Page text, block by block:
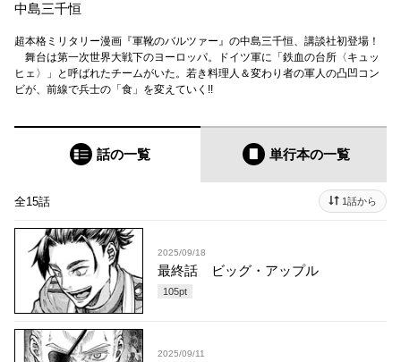
中島三千恒
超本格ミリタリー漫画『軍靴のバルツァー』の中島三千恒、講談社初登場！
舞台は第一次世界大戦下のヨーロッパ。ドイツ軍に「鉄血の台所〈キュッ
ヒェ〉」と呼ばれたチームがいた。若き料理人＆変わり者の軍人の凸凹コン
ビが、前線で兵士の「食」を変えていく!!
話の一覧 単行本の一覧
全15話 1話から
2025/09/18
最終話 ビッグ・アップル
105pt
2025/09/11